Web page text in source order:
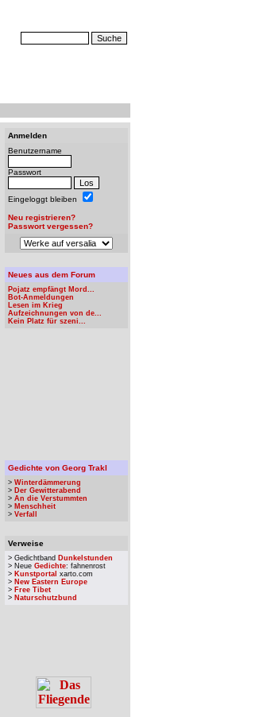
Anmelden
Benutzername
Passwort
Eingeloggt bleiben
Neu registrieren?
Passwort vergessen?
Neues aus dem Forum
Pojatz empfängt Mord...
Bot-Anmeldungen
Lesen im Krieg
Aufzeichnungen von de...
Kein Platz für szeni...
Gedichte von Georg Trakl
> Winterdämmerung
> Der Gewitterabend
> An die Verstummten
> Menschheit
> Verfall
Verweise
> Gedichtband Dunkelstunden
> Neue Gedichte: fahnenrost
> Kunstportal xarto.com
> New Eastern Europe
> Free Tibet
> Naturschutzbund